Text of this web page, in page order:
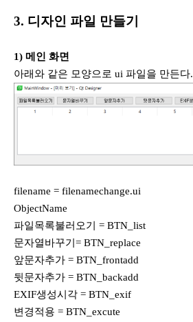
3. 디자인 파일 만들기
1) 메인 화면
아래와 같은 모양으로 ui 파일을 만든다.
filename = filenamechange.ui
ObjectName
파일목록불러오기 = BTN_list
문자열바꾸기= BTN_replace
앞문자추가 = BTN_frontadd
뒷문자추가 = BTN_backadd
EXIF생성시각 = BTN_exif
변경적용 = BTN_excute